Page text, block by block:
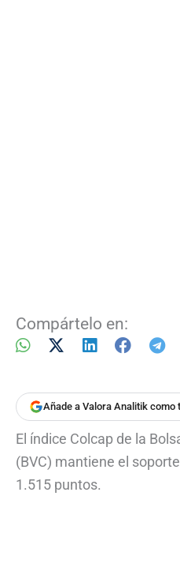
Compártelo en:
Añade a Valora Analitik como
El índice Colcap de la
(BVC) mantiene el
1.515 puntos.